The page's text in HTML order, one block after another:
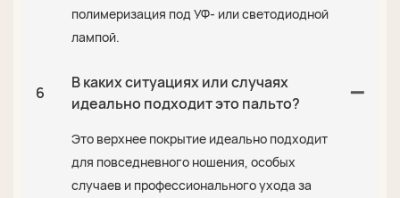
полимеризация под УФ- или светодиодной
лампой.
6
В каких ситуациях или случаях
идеально подходит это пальто?
Это верхнее покрытие идеально подходит
для повседневного ношения, особых
случаев и профессионального ухода за